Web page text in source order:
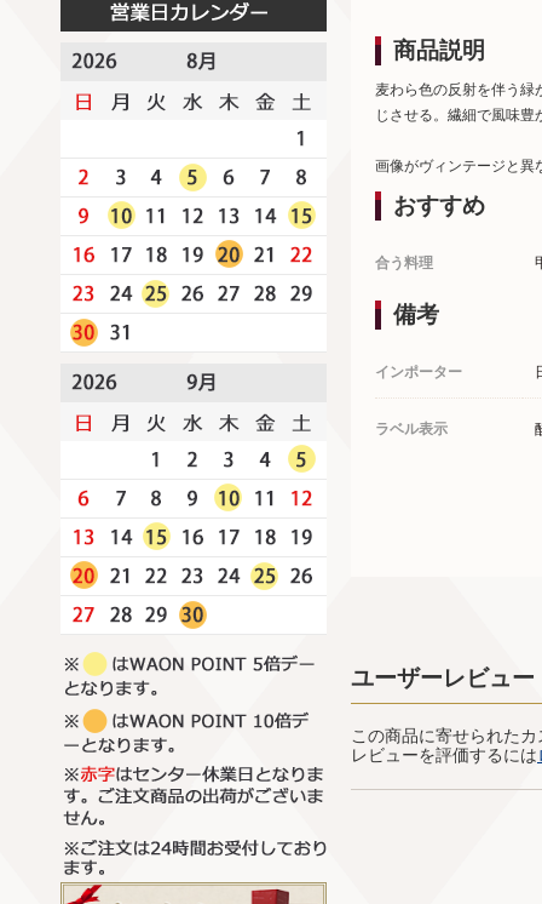
商品説明
麦わら色の反射を伴う緑
じさせる。繊細で風味
画像がヴィンテージと異
おすすめ
合う料理
備考
インポーター
ラベル表示
ユーザーレビュー
この商品に寄せられた
レビューを評価するには